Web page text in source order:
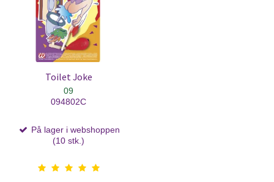
Toilet Joke
09
094802C
På lager i webshoppen
(10 stk.)